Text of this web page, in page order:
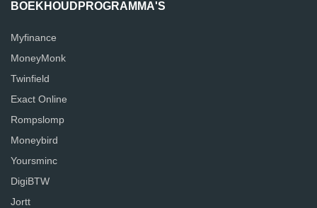
BOEKHOUDPROGRAMMA'S
Myfinance
MoneyMonk
Twinfield
Exact Online
Rompslomp
Moneybird
Yoursminc
DigiBTW
Jortt